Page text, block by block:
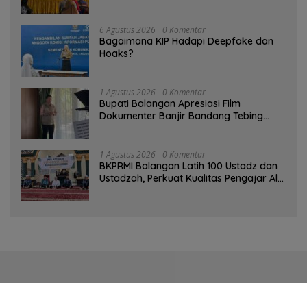
6 Agustus 2026 0 Komentar
Bagaimana KIP Hadapi Deepfake dan
Hoaks?
1 Agustus 2026 0 Komentar
Bupati Balangan Apresiasi Film
Dokumenter Banjir Bandang Tebing
1 Agustus 2026 0 Komentar
BKPRMI Balangan Latih 100 Ustadz dan
Ustadzah, Perkuat Kualitas Pengajar Al-